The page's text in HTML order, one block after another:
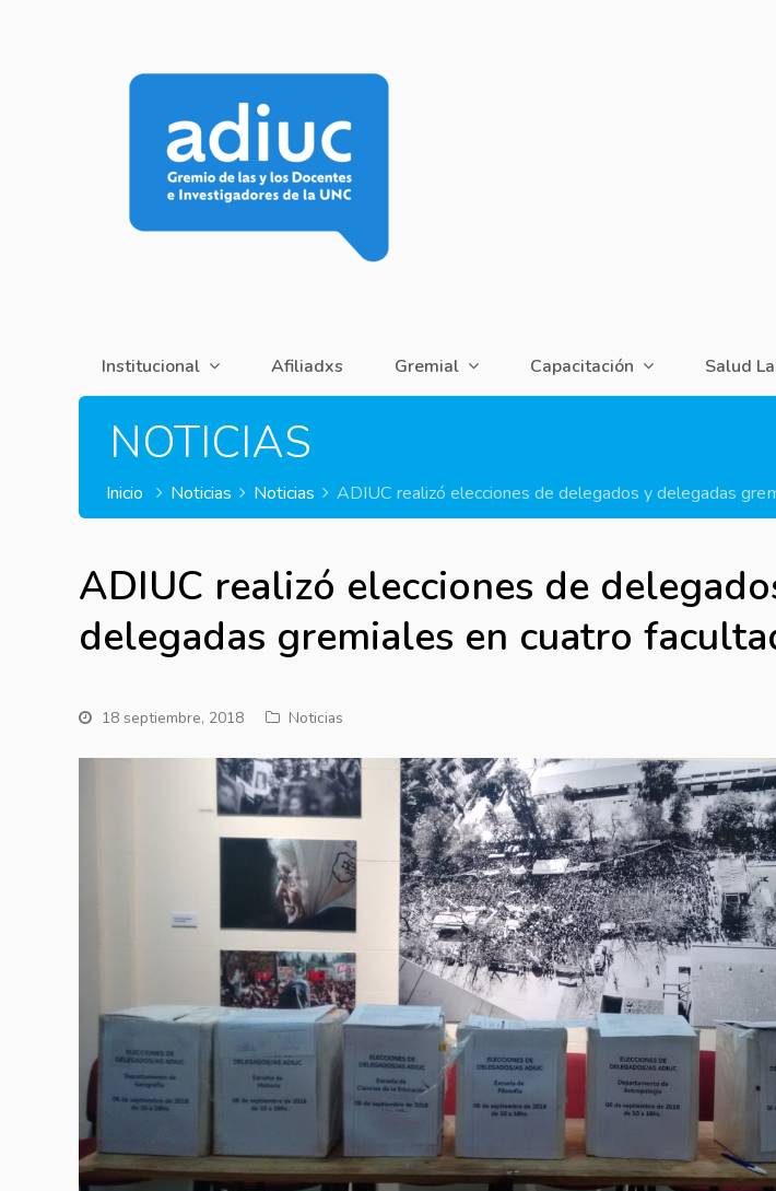
Institucional Afiliadxs Gremial Capacitación Salud
NOTICIAS
Inicio Noticias Noticias ADIUC realizó elecciones de delegados y delegadas
ADIUC realizó elecciones de
delegadas gremiales en cuatro
18 septiembre, 2018 Noticias